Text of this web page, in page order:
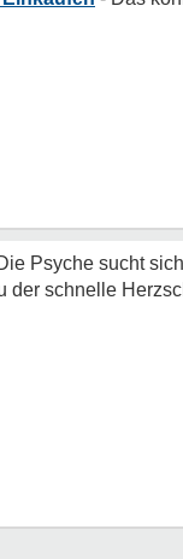
Psyche sucht
der schnelle